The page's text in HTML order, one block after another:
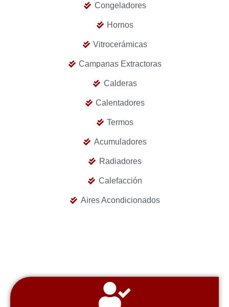
Congeladores
Hornos
Vitrocerámicas
Campanas Extractoras
Calderas
Calentadores
Termos
Acumuladores
Radiadores
Calefacción
Aires Acondicionados